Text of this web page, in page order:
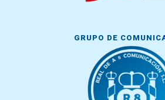
GRUPO DE